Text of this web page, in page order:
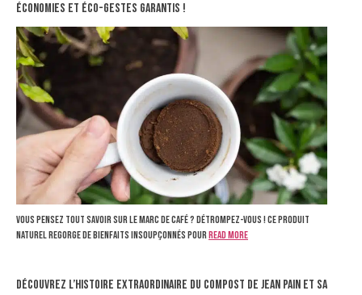
économies et éco-gestes garantis !
Vous pensez tout savoir sur le marc de café ? Détrompez-vous ! Ce produit
naturel regorge de bienfaits insoupçonnés pourRead more
Découvrez l’histoire extraordinaire du compost de Jean Pain et sa